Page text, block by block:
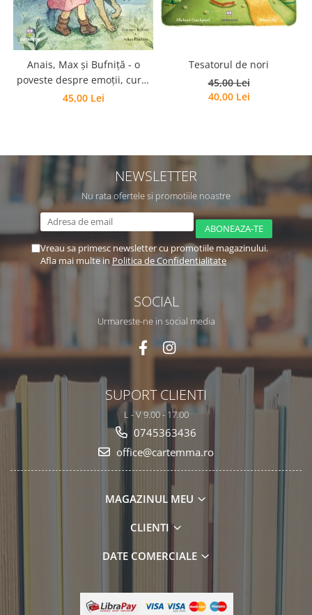
Anais, Max și Bufniță - o
poveste despre emoții, curaj
și prietenie
45,00 Lei
Tesatorul de nori
45,00 Lei
40,00 Lei
NEWSLETTER
Nu rata ofertele si promotiile noastre
Vreau sa primesc newsletter cu promotiile magazinului.
Afla mai multe in Politica de Confidentialitate
SOCIAL
Urmareste-ne in social media
SUPORT CLIENTI
L - V 9.00 - 17.00
0745363436
office@cartemma.ro
MAGAZINUL MEU
CLIENTI
DATE COMERCIALE